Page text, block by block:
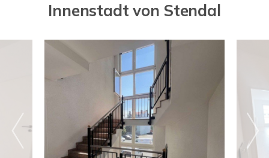
Innenstadt von Stendal